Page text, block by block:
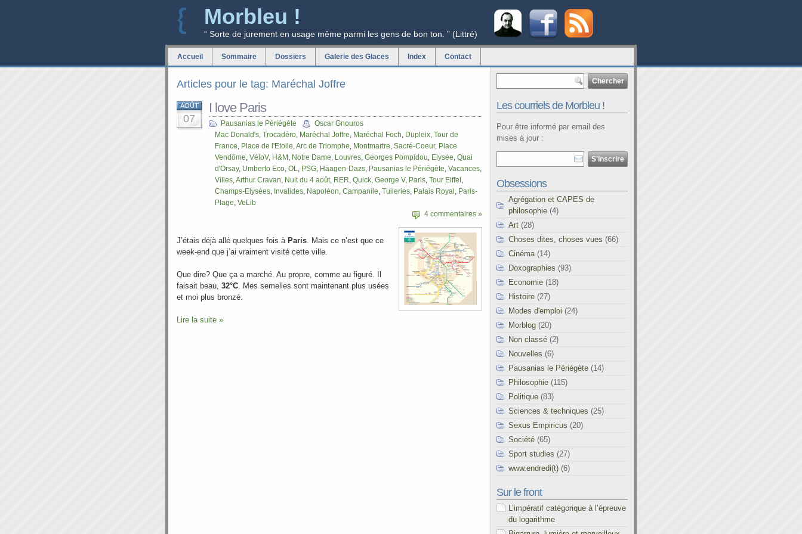
Morbleu !
“ Sorte de jurement en usage même parmi les gens de bon ton. ” (Littré)
Accueil Sommaire Dossiers Galerie des Glaces Index Contact
Articles pour le tag: Maréchal Joffre
AOÛT
07
I love Paris
Pausanias le Périégète
Oscar Gnouros
Mac Donald's, Trocadéro, Maréchal Joffre, Maréchal Foch, Dupleix, Tour de
France, Place de l'Etoile,Arc de Triomphe, Montmartre, Sacré-Coeur, Place
Vendôme, VéloV, H&M , Notre Dame, Louvres, Georges Pompidou, Elysée, Quai
d'Orsay, Umberto Eco, OL, PSG, Häagen-Dazs, Pausanias le Périégète, Vacances,
Villes,Arthur Cravan, Nuit du 4 août, RER, Quick, George V, Paris, Tour Eiffel ,
Champs-Elysées, Invalides, Napoléon, Campanile, Tuileries, Palais Royal , Paris-
Plage, VeLib
4 commentaires »
J’étais déjà allé quelques fois à Paris. Mais ce n’est que ce
week-end que j’ai vraiment visité cette ville.
Que dire? Que ça a marché. Au propre, comme au figuré. Il
faisait beau, 32°C. Mes semelles sont maintenant plus usées
et moi plus bronzé.
Lire la suite »
Les courriels de Morbleu !
Pour être informé par email des
mises à jour :
Obsessions
Agrégation et CAPES de
philosophie (4)
Art (28)
Choses dites, choses vues (66)
Cinéma (14)
Doxographies (93)
Economie (18)
Histoire (27)
Modes d'emploi (24)
Morblog (20)
Non classé (2)
Nouvelles (6)
Pausanias le Périégète (14)
Philosophie (115)
Politique (83)
Sciences & techniques (25)
Sexus Empiricus (20)
Société (65)
Sport studies (27)
www.endredi(t) (6)
Sur le front
L’impératif catégorique à l’épreuve
du logarithme